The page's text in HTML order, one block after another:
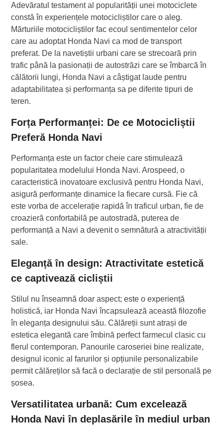
Adevăratul testament al popularității unei motociclete
constă în experiențele motocicliștilor care o aleg.
Mărturiile motocicliștilor fac ecoul sentimentelor celor
care au adoptat Honda Navi ca mod de transport
preferat. De la navetiștii urbani care se strecoară prin
trafic până la pasionații de autostrăzi care se îmbarcă în
călătorii lungi, Honda Navi a câștigat laude pentru
adaptabilitatea și performanța sa pe diferite tipuri de
teren.
Forța Performanței: De ce Motocicliștii
Preferă Honda Navi
Performanța este un factor cheie care stimulează
popularitatea modelului Honda Navi. Arospeed, o
caracteristică inovatoare exclusivă pentru Honda Navi,
asigură performanțe dinamice la fiecare cursă. Fie că
este vorba de accelerație rapidă în traficul urban, fie de
croazieră confortabilă pe autostradă, puterea de
performanță a Navi a devenit o semnătură a atractivității
sale.
Eleganță în design: Atractivitate estetică
ce captivează cicliștii
Stilul nu înseamnă doar aspect; este o experiență
holistică, iar Honda Navi încapsulează această filozofie
în eleganța designului său. Călăreții sunt atrași de
estetica elegantă care îmbină perfect farmecul clasic cu
flerul contemporan. Panourile caroseriei bine realizate,
designul iconic al farurilor și opțiunile personalizabile
permit călăreților să facă o declarație de stil personală pe
șosea.
Versatilitatea urbană: Cum excelează
Honda Navi în deplasările în mediul urban